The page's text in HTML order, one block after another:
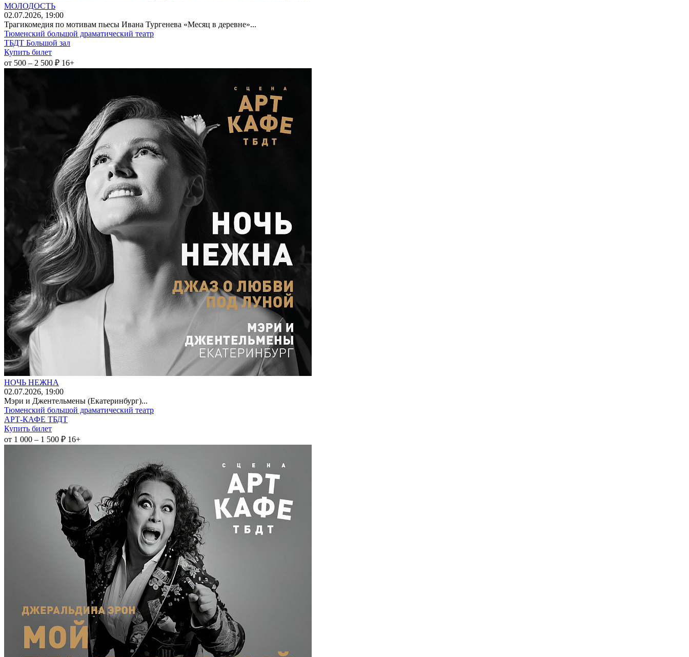
МОЛОДОСТЬ
02.07.2026, 19:00
Трагикомедия по мотивам пьесы Ивана Тургенева «Месяц в деревне»...
Тюменский большой драматический театр
ТБДТ Большой зал
Купить билет
от 500 – 2 500 ₽ 16+
НОЧЬ НЕЖНА
02.07.2026, 19:00
Мэри и Джентельмены (Екатеринбург)...
Тюменский большой драматический театр
АРТ-КАФЕ ТБДТ
Купить билет
от 1 000 – 1 500 ₽ 16+